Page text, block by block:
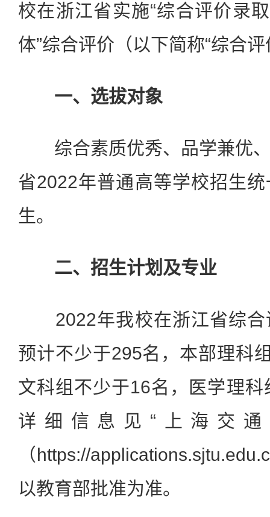
校在浙江省实施“综合评价录
体”综合评价（以下简称“综合
一、选拔对象
综合素质优秀、品学兼优、
省2022年普通高等学校招生
生。
二、招生计划及专业
2022年我校在浙江省综合
预计不少于295名，本部理科
文科组不少于16名，医学理
详细信息见“上海交
（https://
以教育部批准为准。